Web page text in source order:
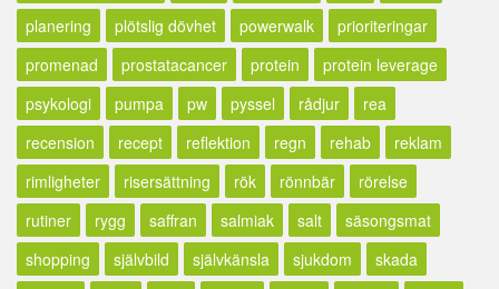
planering
plötslig dövhet powerwalk
prioriteringar
promenad
prostatacancer protein
protein leverage
psykologi
pumpa pw pyssel rådjur
rea
recension
recept reflektion regn rehab
reklam
rimligheter
risersättning rök rönnbär
rörelse
rutiner
rygg saffran salmiak salt
säsongsmat
shopping
självbild självkänsla sjukdom
skada